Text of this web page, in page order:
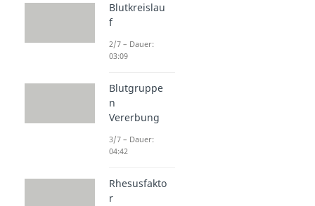
Blutkreislau
f
2/7 – Dauer:
03:09
Blutgruppe
n
Vererbung
3/7 – Dauer:
04:42
Rhesusfakto
r